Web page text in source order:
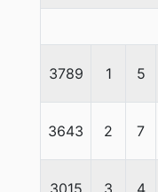
3789 1 5
3643 2 7
3015 3 4